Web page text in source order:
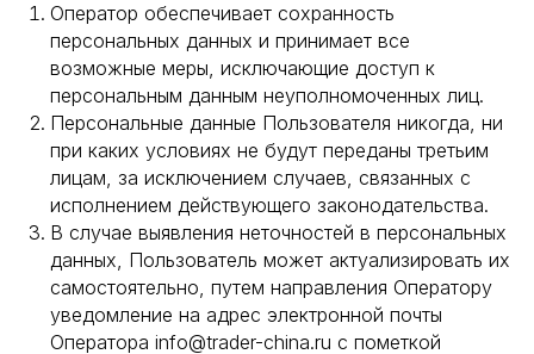
Оператор обеспечивает сохранность
персональных данных и принимает все
возможные меры, исключающие доступ к
персональным данным неуполномоченных лиц.
Персональные данные Пользователя никогда, ни
при каких условиях не будут переданы третьим
лицам, за исключением случаев, связанных с
исполнением действующего законодательства.
В случае выявления неточностей в персональных
данных, Пользователь может актуализировать их
самостоятельно, путем направления Оператору
уведомление на адрес электронной почты
Оператора info@trader-china.ru с пометкой
8 (800) 250-18-31
+7 (495) 431-18-20
info@trader-
china.ru